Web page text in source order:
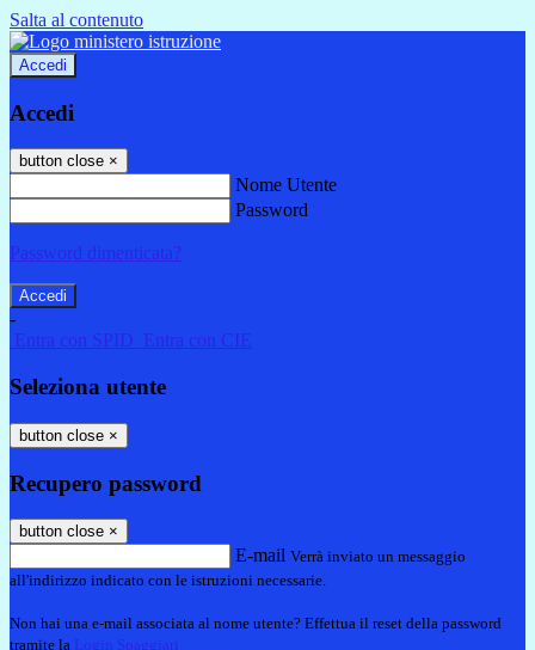
Salta al contenuto
Accedi
Accedi
button close ×
Nome Utente
Password
Password dimenticata?
-
Entra con SPID
Entra con CIE
Seleziona utente
button close ×
Recupero password
button close ×
E-mail Verrà inviato un messaggio
all'indirizzo indicato con le istruzioni necessarie.
Non hai una e-mail associata al nome utente? Effettua il reset della password
tramite la Login Spaggiari